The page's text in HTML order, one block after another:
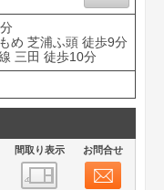
め 芝浦ふ頭 徒歩9分
三田 徒歩10分
間取り表示 お問合せ